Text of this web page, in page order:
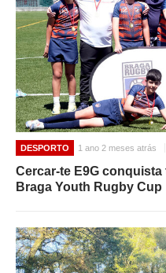
DESPORTO 1 ano 2 meses atrás
Cercar-te E9G
Braga Youth Rugby Cup